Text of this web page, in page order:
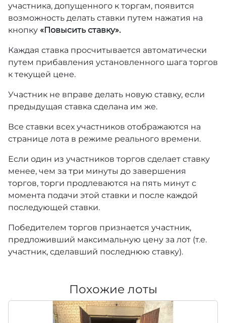
участника, допущенного к торгам, появится
возможность делать ставки путем нажатия на
кнопку «Повысить ставку».
Каждая ставка просчитывается автоматически
путем прибавления установленного шага торгов
к текущей цене.
Участник не вправе делать новую ставку, если
предыдущая ставка сделана им же.
Все ставки всех участников отображаются на
странице лота в режиме реального времени.
Если один из участников торгов сделает ставку
менее, чем за три минуты до завершения
торгов, торги продлеваются на пять минут с
момента подачи этой ставки и после каждой
последующей ставки.
Победителем торгов признается участник,
предложивший максимальную цену за лот (т.е.
участник, сделавший последнюю ставку).
Похожие лоты